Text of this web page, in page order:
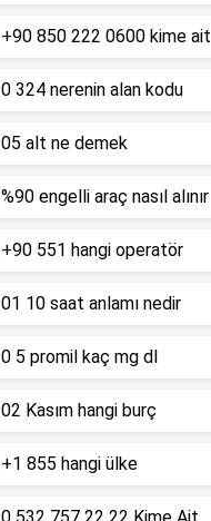
+90 850 222 0600 kime ait
0 324 nerenin alan kodu
05 alt ne demek
%90 engelli araç nasıl alınır
+90 551 hangi operatör
01 10 saat anlamı nedir
0 5 promil kaç mg dl
02 Kasım hangi burç
+1 855 hangi ülke